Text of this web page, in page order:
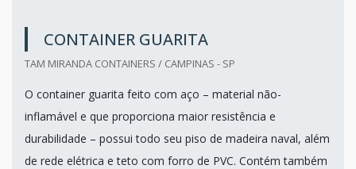
CONTAINER GUARITA
TAM MIRANDA CONTAINERS / CAMPINAS - SP
O container guarita feito com aço – material não-
inflamável e que proporciona maior resistência e
durabilidade – possui todo seu piso de madeira naval, além
de rede elétrica e teto com forro de PVC. Contém também